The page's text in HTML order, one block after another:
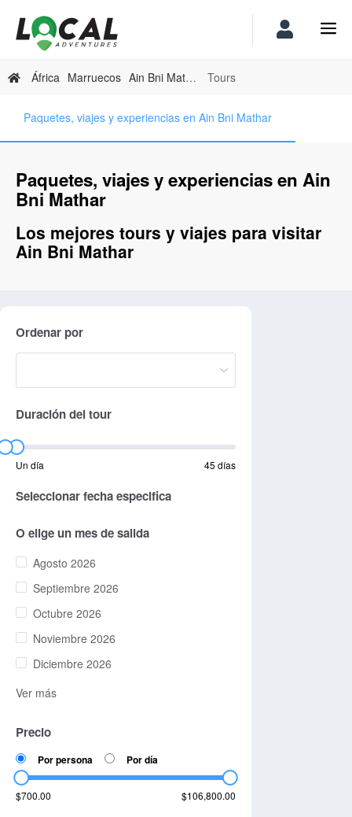
África Marruecos Ain Bni Mathar Tours
Paquetes, viajes y experiencias en Ain Bni Mathar
Paquetes, viajes y experiencias en Ain
Bni Mathar
Los mejores tours y viajes para visitar
Ain Bni Mathar
Ordenar por
Duración del tour
Un día 45 días
Seleccionar fecha especifica
O elige un mes de salida
Agosto 2026
Septiembre 2026
Octubre 2026
Noviembre 2026
Diciembre 2026
Ver más
Precio
Por persona Por día
$700.00 $106,800.00